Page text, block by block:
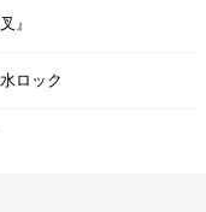
』
ロック